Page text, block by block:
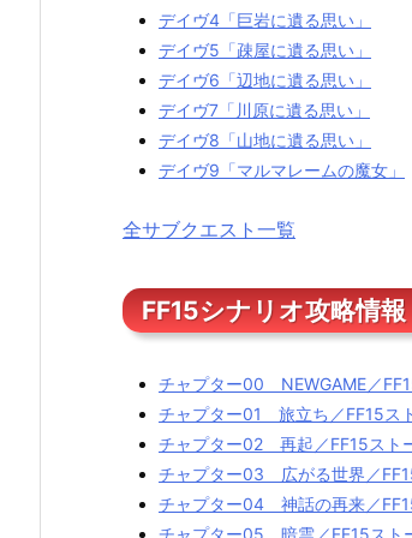
デイヴ4「巨岩に遺る思い」
デイヴ5「疎屋に遺る思い」
デイヴ6「辺地に遺る思い」
デイヴ7「川原に遺る思い」
デイヴ8「山地に遺る思い」
デイヴ9「マルマレームの魔女」
全サブクエスト一覧
FF15シナリオ攻略情
チャプター00 NEWGAME／
チャプター01 旅立ち／FF15ス
チャプター02 再起／FF15スト
チャプター03 広がる世界／
チャプター04 神話の再来／
チャプター05 暗雲／FF15スト